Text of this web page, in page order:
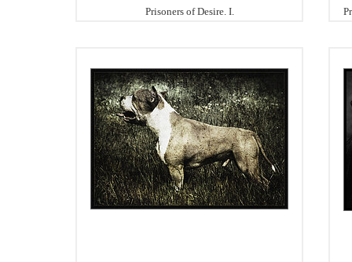
Prisoners of Desire. I.